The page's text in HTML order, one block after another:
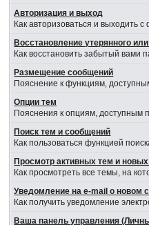
Авторизация и выход
Как авторизоваться и выходить
Восстановление утерянного
Как восстановить забытый вами
Размещение сообщений
Пояснение к функциям,
Опции тем
Пояснения к опциям, доступным
Поиск тем и сообщений
Как пользоваться функцией
Просмотр активных тем и
Как просмотреть все темы, на
Уведомление на е-mail о новом
Как получить уведомление
Ваша панель управления